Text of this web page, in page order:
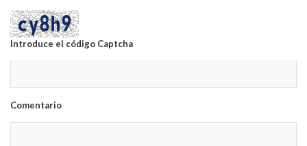
Introduce el código Captcha
Comentario